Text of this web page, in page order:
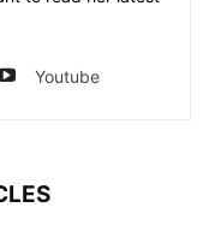
Youtube